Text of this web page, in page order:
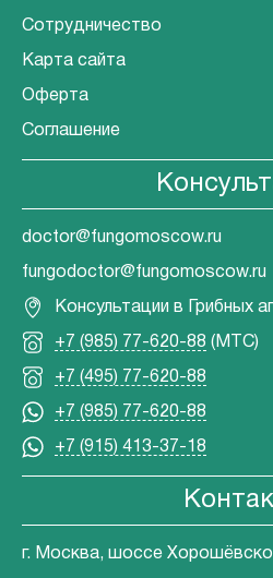
Сотрудничество
Карта сайта
Оферта
Соглашение
doctor@fungomoscow.ru
fungodoctor@fungomoscow.ru
Консультации в Грибных
+7 (985) 77-620-88 (МТС)
+7 (495) 77-620-88
+7 (985) 77-620-88
+7 (915) 413-37-18
г. Москва, шоссе